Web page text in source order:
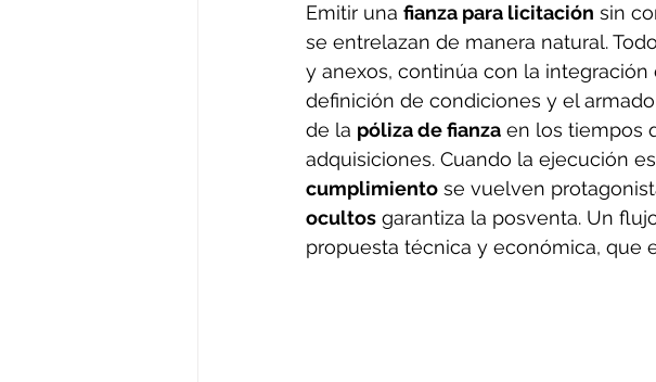
Emitir una fianza para licitación sin
se entrelazan de manera natural.
y anexos, continúa con la
definición de condiciones y el
de la póliza de fianza en los tiempos
adquisiciones. Cuando la ejecución
cumplimiento se vuelven
ocultos garantiza la posventa. Un
propuesta técnica y económica, que